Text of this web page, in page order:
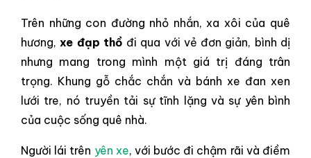
Trên những con đường nhỏ nhắn, xa xôi của quê
hương,xe đạp thồ đi qua với vẻ đơn giản, bình dị
nhưng mang trong mình một giá trị đáng trân
trọng. Khung gỗ chắc chắn và bánh xe đan xen
lưới tre, nó truyền tải sự tĩnh lặng và sự yên bình
của cuộc sống quê nhà.
Người lái trên yên xe, với bước đi chậm rãi và điềm